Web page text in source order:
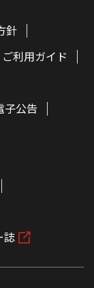
針
ご利用ガイド
子公告
誌